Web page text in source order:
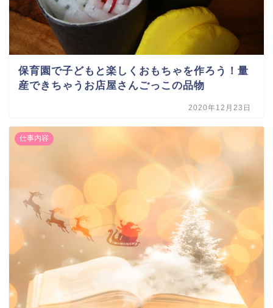
保育園で子どもと楽しくおもちゃを作ろう！量
産できちゃうお店屋さんごっこの品物
2020年12月23日
仕事内容